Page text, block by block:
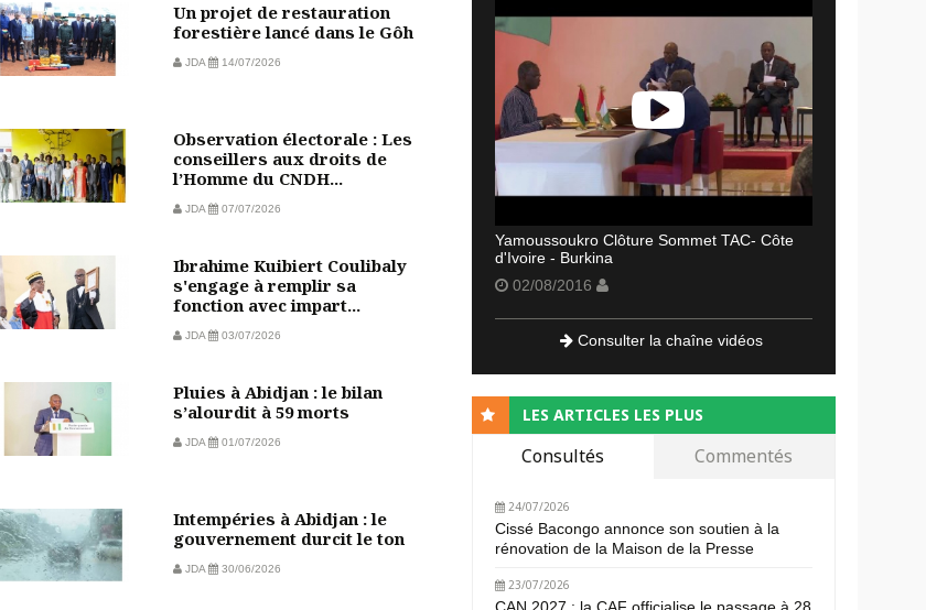
Un projet de restauration
forestière lancé dans le Gôh
JDA 14/07/2026
Observation électorale : Les
conseillers aux droits de
l’Homme du CNDH...
JDA 07/07/2026
Ibrahime Kuibiert Coulibaly
s'engage à remplir sa
fonction avec impart...
JDA 03/07/2026
Pluies à Abidjan : le bilan
s’alourdit à 59 morts
JDA 01/07/2026
Intempéries à Abidjan : le
gouvernement durcit le ton
JDA 30/06/2026
Yamoussoukro Clôture Sommet TAC- Côte
d'Ivoire - Burkina
02/08/2016
Consulter la chaîne vidéos
LES ARTICLES LES PLUS
Consultés Commentés
24/07/2026
Cissé Bacongo annonce son soutien à la
rénovation de la Maison de la Presse
23/07/2026
CAN 2027 : la CAF officialise le passage à 28